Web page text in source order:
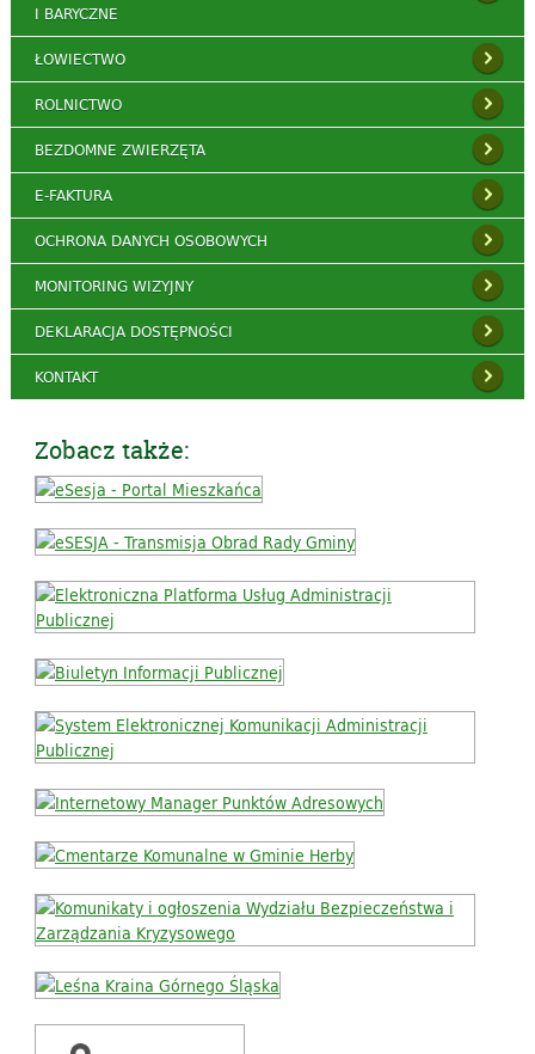
I BARYCZNE
ŁOWIECTWO
ROLNICTWO
BEZDOMNE ZWIERZĘTA
E-FAKTURA
OCHRONA DANYCH OSOBOWYCH
MONITORING WIZYJNY
DEKLARACJA DOSTĘPNOŚCI
KONTAKT
Zobacz także: